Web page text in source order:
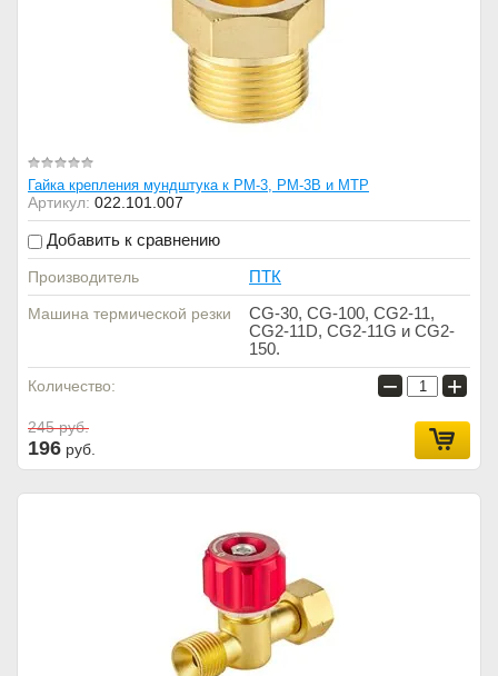
Гайка крепления мундштука к РМ-3, РМ-3В и МТР
Артикул: 022.101.007
Добавить к сравнению
Производитель ПТК
Машина термической резки
CG-30, CG-100, CG2-11,
CG2-11D, CG2-11G и CG2-
150.
Количество: − +
245руб.
196 руб.